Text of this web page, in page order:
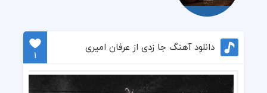
دانلود آهنگ جا زدی از عرفان امیری
1